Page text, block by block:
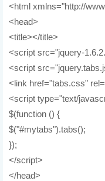
<html xmlns="http://
<head>
<title></title>
<script src="jquery-
<script
<link href="tabs.css"
<script type="text/
$(function () {
$("#mytabs").tabs();
});
</script>
</head>